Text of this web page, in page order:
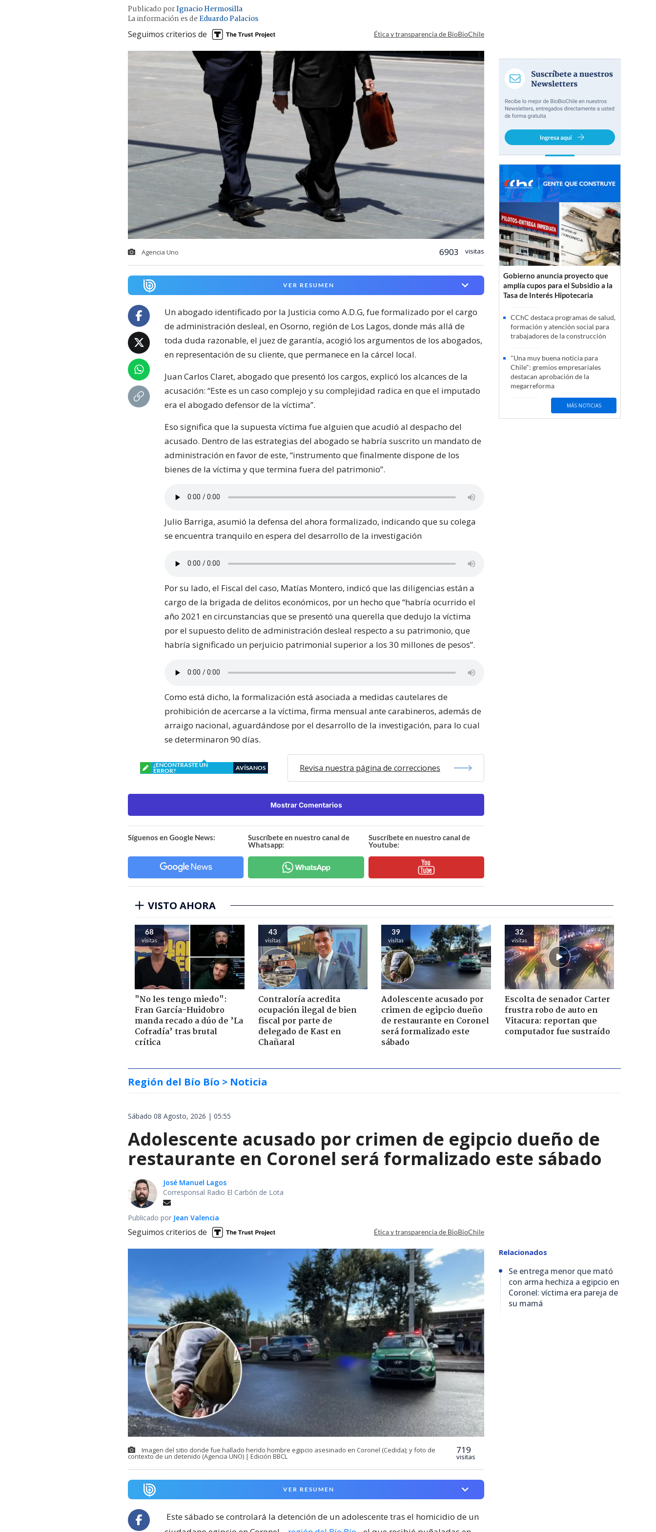
Publicado porIgnacio Hermosilla
La información es de Eduardo Palacios
Seguimos criterios de Ética y transparencia de BioBioChile
Agencia Uno 6903 visitas
VER RESUMEN
Un abogado identificado por la Justicia como A.D.G, fue formalizado por el cargo
de administración desleal, en Osorno, región de Los Lagos, donde más allá de
toda duda razonable, el juez de garantía, acogió los argumentos de los abogados,
en representación de su cliente, que permanece en la cárcel local.
Juan Carlos Claret, abogado que presentó los cargos, explicó los alcances de la
acusación: “Este es un caso complejo y su complejidad radica en que el imputado
era el abogado defensor de la víctima”.
Eso significa que la supuesta víctima fue alguien que acudió al despacho del
acusado. Dentro de las estrategias del abogado se habría suscrito un mandato de
administración en favor de este, “instrumento que finalmente dispone de los
bienes de la víctima y que termina fuera del patrimonio”.
Julio Barriga, asumió la defensa del ahora formalizado, indicando que su colega
se encuentra tranquilo en espera del desarrollo de la investigación
Por su lado, el Fiscal del caso, Matías Montero, indicó que las diligencias están a
cargo de la brigada de delitos económicos, por un hecho que “habría ocurrido el
año 2021 en circunstancias que se presentó una querella que dedujo la víctima
por el supuesto delito de administración desleal respecto a su patrimonio, que
habría significado un perjuicio patrimonial superior a los 30 millones de pesos”.
Como está dicho, la formalización está asociada a medidas cautelares de
prohibición de acercarse a la víctima, firma mensual ante carabineros, además de
arraigo nacional, aguardándose por el desarrollo de la investigación, para lo cual
se determinaron 90 días.
¿ENCONTRASTE UN
ERROR?
AVÍSANOS Revisa nuestra página de correcciones
Mostrar Comentarios
Síguenos en Google News:
Suscríbete en nuestro canal de
Whatsapp:
Suscríbete en nuestro canal de
Youtube:
Gobierno anuncia proyecto que
amplía cupos para el Subsidio a la
Tasa de Interés Hipotecaria
CChC destaca programas de salud,
formación y atención social para
trabajadores de la construcción
"Una muy buena noticia para
Chile": gremios empresariales
destacan aprobación de la
megarreforma
MÁS NOTICIAS
VISTO AHORA
68
visitas
"No les tengo miedo":
Fran García-Huidobro
manda recado a dúo de ’La
Cofradía’ tras brutal
crítica
43
visitas
Contraloría acredita
ocupación ilegal de bien
fiscal por parte de
delegado de Kast en
Chañaral
39
visitas
Adolescente acusado por
crimen de egipcio dueño
de restaurante en Coronel
será formalizado este
sábado
32
visitas
Escolta de senador Carter
frustra robo de auto en
Vitacura: reportan que
computador fue sustraído
Región del Bío Bío > Noticia
Sábado 08 Agosto, 2026 | 05:55
Adolescente acusado por crimen de egipcio dueño de
restaurante en Coronel será formalizado este sábado
José Manuel Lagos
Corresponsal Radio El Carbón de Lota
Publicado por Jean Valencia
Seguimos criterios de Ética y transparencia de BioBioChile
Imagen del sitio donde fue hallado herido hombre egipcio asesinado en Coronel (Cedida); y foto de
contexto de un detenido (Agencia UNO) | Edición BBCL
719
visitas
VER RESUMEN
Este sábado se controlará la detención de un adolescente tras el homicidio de un
Relacionados
Se entrega menor que mató
con arma hechiza a egipcio en
Coronel: víctima era pareja de
su mamá